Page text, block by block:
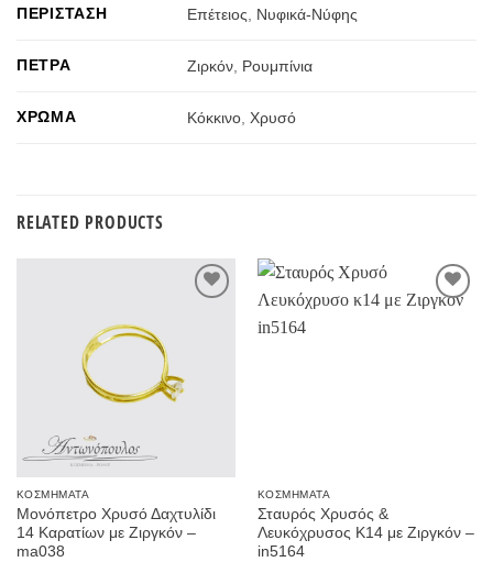
ΠΕΡΊΣΤΑΣΗ Επέτειος Νυφικά-Νύφης
ΠΈΤΡΑ Ζιρκόν Ρουμπίνια
ΧΡΏΜΑ Κόκκινο Χρυσό
RELATED PRODUCTS
ΚΟΣΜΉΜΑΤΑ
Μονόπετρο Χρυσό Δαχτυλίδι
14 Καρατίων με Ζιργκόν –
ma038
Προσθήκη
ΚΟΣΜΉΜΑΤΑ
Σταυρός Χρυσός &
Λευκόχρυσος K14 με Ζιργκόν –
in5164